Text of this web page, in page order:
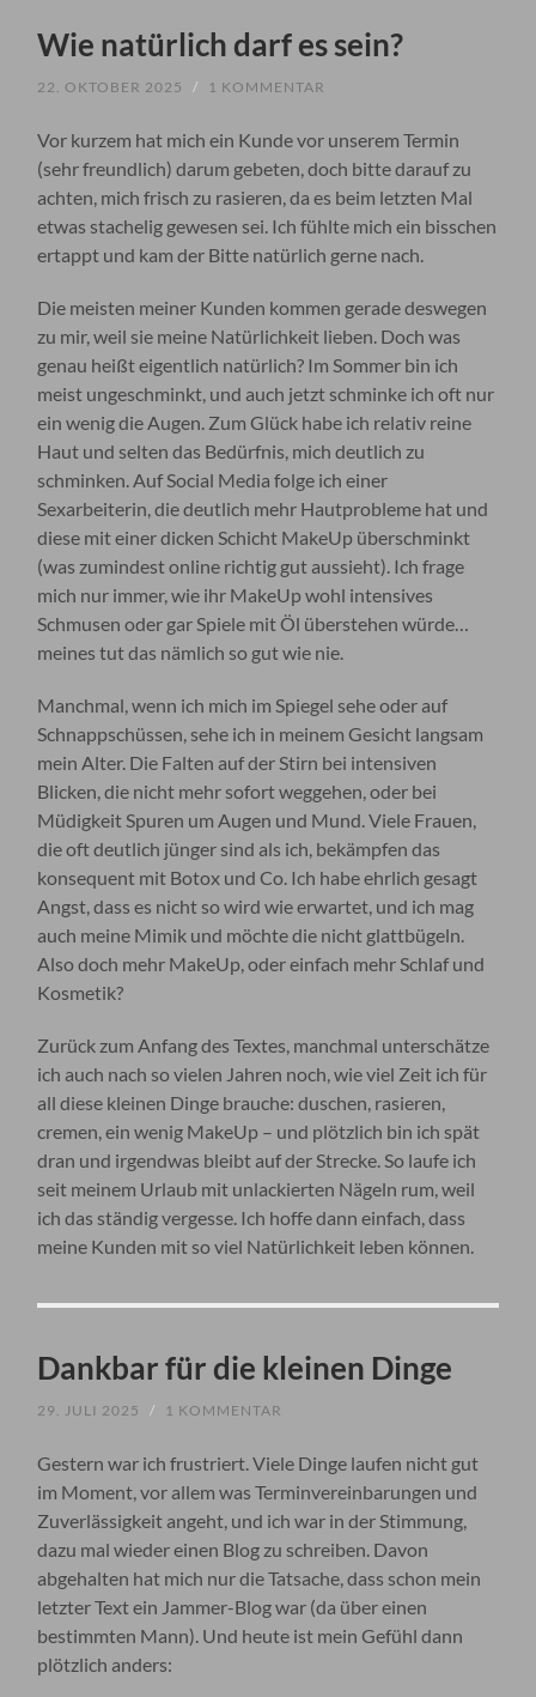
Wie natürlich darf es sein?
22. OKTOBER 2025 / 1 KOMMENTAR
Vor kurzem hat mich ein Kunde vor unserem Termin
(sehr freundlich) darum gebeten, doch bitte darauf zu
achten, mich frisch zu rasieren, da es beim letzten Mal
etwas stachelig gewesen sei. Ich fühlte mich ein bisschen
ertappt und kam der Bitte natürlich gerne nach.
Die meisten meiner Kunden kommen gerade deswegen
zu mir, weil sie meine Natürlichkeit lieben. Doch was
genau heißt eigentlich natürlich? Im Sommer bin ich
meist ungeschminkt, und auch jetzt schminke ich oft nur
ein wenig die Augen. Zum Glück habe ich relativ reine
Haut und selten das Bedürfnis, mich deutlich zu
schminken. Auf Social Media folge ich einer
Sexarbeiterin, die deutlich mehr Hautprobleme hat und
diese mit einer dicken Schicht MakeUp überschminkt
(was zumindest online richtig gut aussieht). Ich frage
mich nur immer, wie ihr MakeUp wohl intensives
Schmusen oder gar Spiele mit Öl überstehen würde…
meines tut das nämlich so gut wie nie.
Manchmal, wenn ich mich im Spiegel sehe oder auf
Schnappschüssen, sehe ich in meinem Gesicht langsam
mein Alter. Die Falten auf der Stirn bei intensiven
Blicken, die nicht mehr sofort weggehen, oder bei
Müdigkeit Spuren um Augen und Mund. Viele Frauen,
die oft deutlich jünger sind als ich, bekämpfen das
konsequent mit Botox und Co. Ich habe ehrlich gesagt
Angst, dass es nicht so wird wie erwartet, und ich mag
auch meine Mimik und möchte die nicht glattbügeln.
Also doch mehr MakeUp, oder einfach mehr Schlaf und
Kosmetik?
Zurück zum Anfang des Textes, manchmal unterschätze
ich auch nach so vielen Jahren noch, wie viel Zeit ich für
all diese kleinen Dinge brauche: duschen, rasieren,
cremen, ein wenig MakeUp – und plötzlich bin ich spät
dran und irgendwas bleibt auf der Strecke. So laufe ich
seit meinem Urlaub mit unlackierten Nägeln rum, weil
ich das ständig vergesse. Ich hoffe dann einfach, dass
meine Kunden mit so viel Natürlichkeit leben können.
Dankbar für die kleinen Dinge
29. JULI 2025 / 1 KOMMENTAR
Gestern war ich frustriert. Viele Dinge laufen nicht gut
im Moment, vor allem was Terminvereinbarungen und
Zuverlässigkeit angeht, und ich war in der Stimmung,
dazu mal wieder einen Blog zu schreiben. Davon
abgehalten hat mich nur die Tatsache, dass schon mein
letzter Text ein Jammer-Blog war (da über einen
bestimmten Mann). Und heute ist mein Gefühl dann
plötzlich anders: